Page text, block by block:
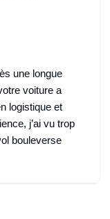
une longue
voiture a
logistique et
j’ai vu trop
bouleverse